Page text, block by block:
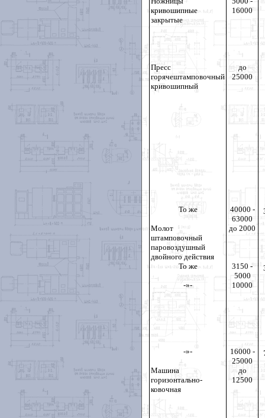
кривошипные
закрытые
16000
Пресс
горячештамповочный
кривошипный
до
25000
То же
40000 -
63000
Молот
штамповочный
паровоздушный
двойного действия
до 2000
То же
3150 -
5000
-»-
10000
-»-
16000 -
25000
Машина
горизонтально-
ковочная
до
12500